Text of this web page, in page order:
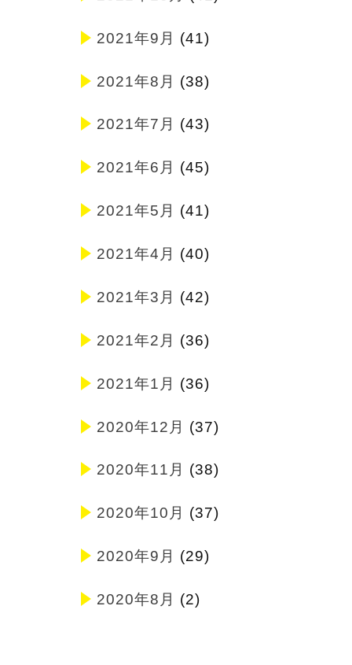
2021年9月 (41)
2021年8月 (38)
2021年7月 (43)
2021年6月 (45)
2021年5月 (41)
2021年4月 (40)
2021年3月 (42)
2021年2月 (36)
2021年1月 (36)
2020年12月 (37)
2020年11月 (38)
2020年10月 (37)
2020年9月 (29)
2020年8月 (2)